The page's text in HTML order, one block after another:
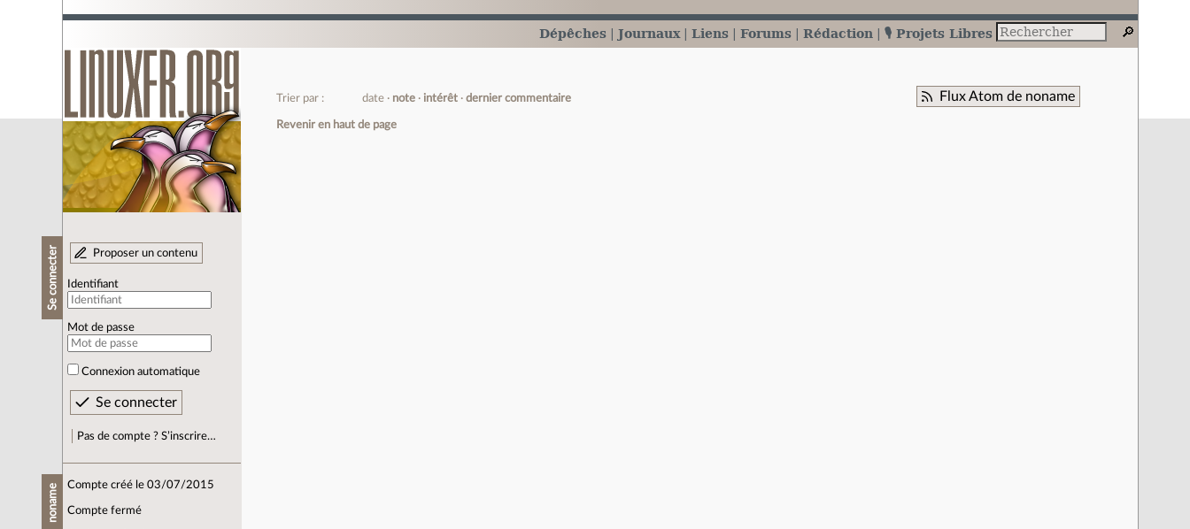
Dépêches Journaux Liens Forums Rédaction 🎙️ Projets Libres
Se connecter Proposer un contenu
Identifiant
Mot de passe
Connexion automatique
Pas de compte ? S’inscrire…
noname Compte créé le 03/07/2015
Compte fermé
Flux Atom de noname
Trier par : date note intérêt dernier commentaire
Revenir en haut de page